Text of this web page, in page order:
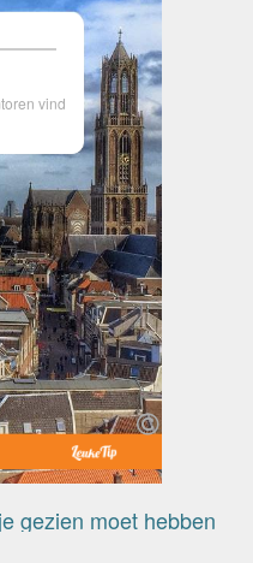
vind
gezien moet hebben